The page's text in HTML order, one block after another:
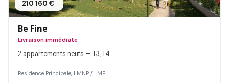
210 160 €
Be Fine
Livraison immédiate
2 appartements neufs — T3, T4
Residence Principale, LMNP / LMP